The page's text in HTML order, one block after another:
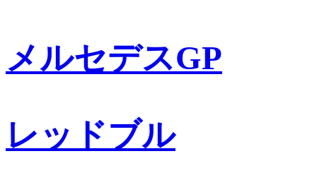
メルセデスGP
レッドブル